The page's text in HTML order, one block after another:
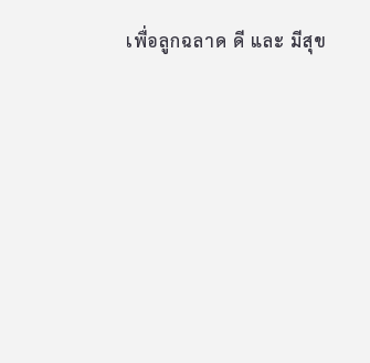
เพื่อลูกฉลาด ดี และ มีสุข